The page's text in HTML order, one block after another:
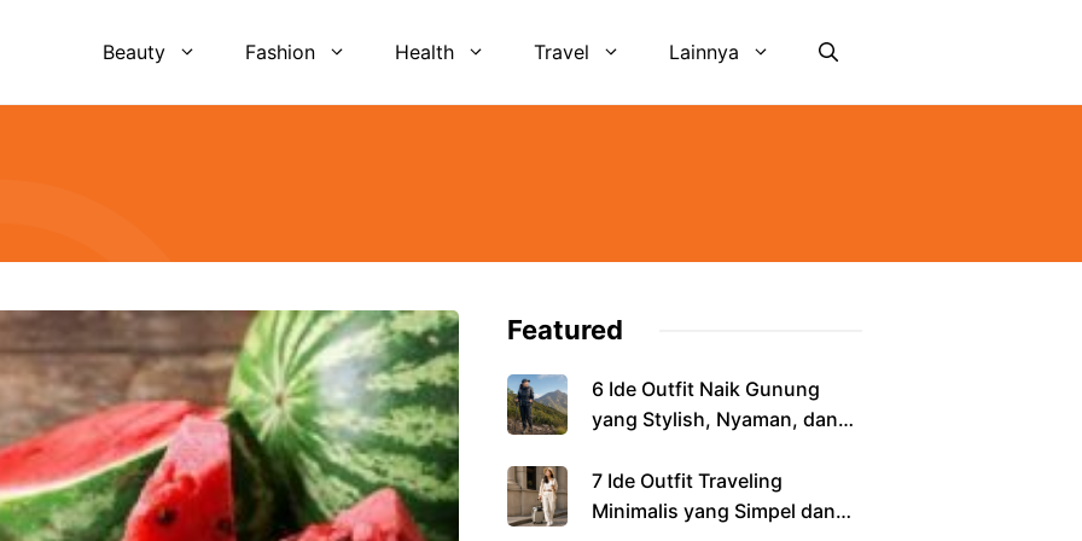
Beauty Fashion Health Travel Lainnya
Featured
6 Ide Outfit Naik Gunung
yang Stylish, Nyaman, dan
7 Ide Outfit Traveling
Minimalis yang Simpel dan